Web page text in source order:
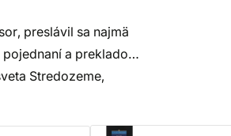
preslávil sa najmä
a prekladov
Stredozeme,